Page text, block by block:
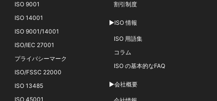
ISO 9001
ISO 14001
ISO 9001/14001
ISO/IEC 27001
プライバシーマーク
ISO/FSSC 22000
ISO 13485
ISO 45001
割引制度
▶ISO 情報
ISO 用語集
コラム
ISO の基本的なFAQ
▶会社概要